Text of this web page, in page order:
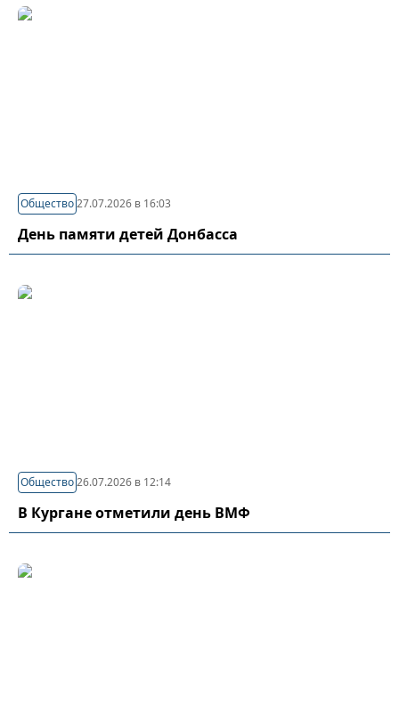
Общество27.07.2026 в 16:03
День памяти детей Донбасса
Общество26.07.2026 в 12:14
В Кургане отметили день ВМФ